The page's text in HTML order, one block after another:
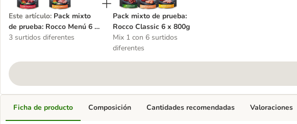
Este artículo: Pack mixto
de prueba: Rocco Menú 6 x
800 g
3 surtidos diferentes
Pack mixto de prueba:
Rocco Classic 6 x 800g
Mix 1 con 6 surtidos
diferentes
Ficha de producto Composición Cantidades recomendadas Valoraciones